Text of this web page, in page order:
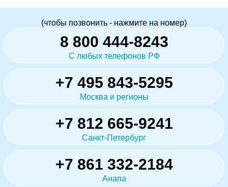
(чтобы позвонить - нажмите на номер)
8 800 444-8243
С любых телефонов РФ
+7 495 843-5295
Москва и регионы
+7 812 665-9241
Санкт-Петербург
+7 861 332-2184
Анапа